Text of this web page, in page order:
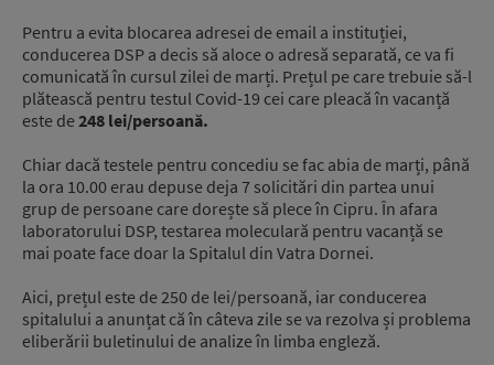
Pentru a evita blocarea adresei de email a instituției,
conducerea DSP a decis să aloce o adresă separată, ce va fi
comunicată în cursul zilei de marți. Prețul pe care trebuie să-l
plătească pentru testul Covid-19 cei care pleacă în vacanță
este de 248 lei/persoană.
Chiar dacă testele pentru concediu se fac abia de marți, până
la ora 10.00 erau depuse deja 7 solicitări din partea unui
grup de persoane care dorește să plece în Cipru. În afara
laboratorului DSP, testarea moleculară pentru vacanță se
mai poate face doar la Spitalul din Vatra Dornei.
Aici, prețul este de 250 de lei/persoană, iar conducerea
spitalului a anunțat că în câteva zile se va rezolva și problema
eliberării buletinului de analize în limba engleză.